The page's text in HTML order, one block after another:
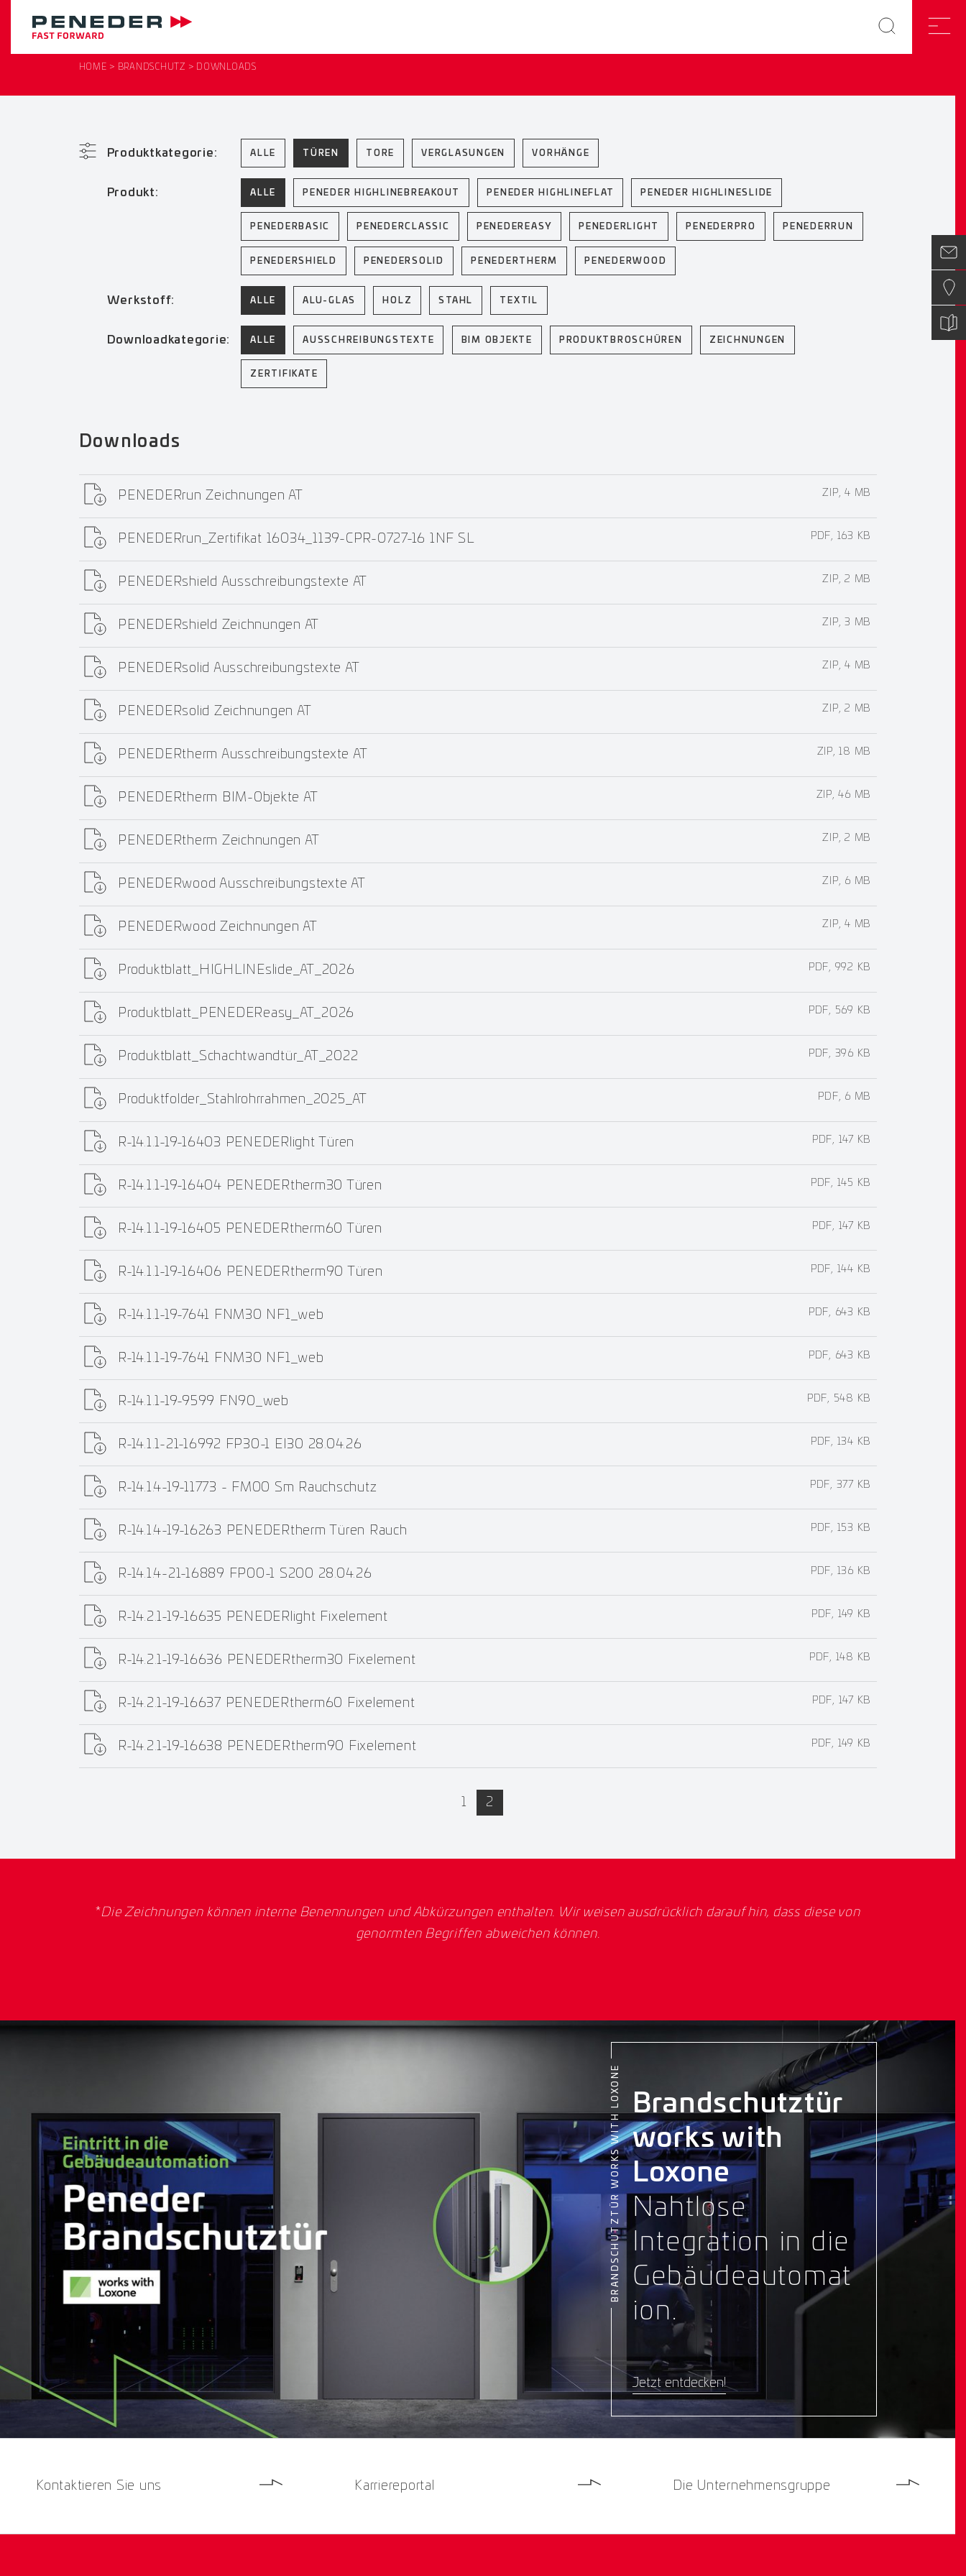
HOME BRANDSCHUTZ DOWNLOADS
Produktkategorie: ALLE TÜREN TORE VERGLASUNGEN VORHÄNGE
Produkt: ALLE PENEDER HIGHLINEBREAKOUT PENEDER HIGHLINEFLAT PENEDER HIGHLINESLIDE
PENEDERBASIC PENEDERCLASSIC PENEDEREASY PENEDERLIGHT PENEDERPRO PENEDERRUN
PENEDERSHIELD PENEDERSOLID PENEDERTHERM PENEDERWOOD
Werkstoff: ALLE ALU-GLAS HOLZ STAHL TEXTIL
Downloadkategorie: ALLE AUSSCHREIBUNGSTEXTE BIM OBJEKTE PRODUKTBROSCHÜREN ZEICHNUNGEN
ZERTIFIKATE
Downloads
PENEDERrun Zeichnungen AT ZIP, 4 MB
PENEDERrun_Zertifikat 16034_1139-CPR-0727-16 1NF SL PDF, 163 KB
PENEDERshield Ausschreibungstexte AT ZIP, 2 MB
PENEDERshield Zeichnungen AT ZIP, 3 MB
PENEDERsolid Ausschreibungstexte AT ZIP, 4 MB
PENEDERsolid Zeichnungen AT ZIP, 2 MB
PENEDERtherm Ausschreibungstexte AT ZIP, 18 MB
PENEDERtherm BIM-Objekte AT ZIP, 46 MB
PENEDERtherm Zeichnungen AT ZIP, 2 MB
PENEDERwood Ausschreibungstexte AT ZIP, 6 MB
PENEDERwood Zeichnungen AT ZIP, 4 MB
Produktblatt_HIGHLINEslide_AT_2026 PDF, 992 KB
Produktblatt_PENEDEReasy_AT_2026 PDF, 569 KB
Produktblatt_Schachtwandtür_AT_2022 PDF, 396 KB
Produktfolder_Stahlrohrrahmen_2025_AT PDF, 6 MB
R-14.1.1-19-16403 PENEDERlight Türen PDF, 147 KB
R-14.1.1-19-16404 PENEDERtherm30 Türen PDF, 145 KB
R-14.1.1-19-16405 PENEDERtherm60 Türen PDF, 147 KB
R-14.1.1-19-16406 PENEDERtherm90 Türen PDF, 144 KB
R-14.1.1-19-7641 FNM30 NF1_web PDF, 643 KB
R-14.1.1-19-7641 FNM30 NF1_web PDF, 643 KB
R-14.1.1-19-9599 FN90_web PDF, 548 KB
R-14.1.1-21-16992 FP30-1 EI30 28.04.26 PDF, 134 KB
R-14.1.4-19-11773 - FM00 Sm Rauchschutz PDF, 377 KB
R-14.1.4-19-16263 PENEDERtherm Türen Rauch PDF, 153 KB
R-14.1.4-21-16889 FP00-1 S200 28.04.26 PDF, 136 KB
R-14.2.1-19-16635 PENEDERlight Fixelement PDF, 149 KB
R-14.2.1-19-16636 PENEDERtherm30 Fixelement PDF, 148 KB
R-14.2.1-19-16637 PENEDERtherm60 Fixelement PDF, 147 KB
R-14.2.1-19-16638 PENEDERtherm90 Fixelement PDF, 149 KB
1 2
*Die Zeichnungen können interne Benennungen und Abkürzungen enthalten. Wir weisen ausdrücklich darauf hin, dass diese von
genormten Begriffen abweichen können.
BRANDSCHUTZTÜR WORKS WITH LOXONE Brandschutztür
works with
Loxone
Nahtlose
Integration in die
Gebäudeautomat
ion.
Jetzt entdecken!
Kontaktieren Sie uns Karriereportal Die Unternehmensgruppe